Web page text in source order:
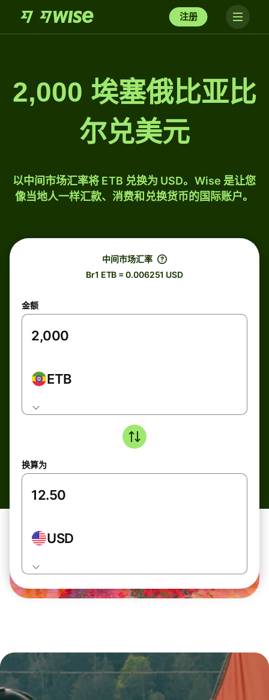
注册
2,000 埃塞俄比亚比
尔兑美元
以中间市场汇率将 ETB 兑换为 USD。Wise 是让您
像当地人一样汇款、消费和兑换货币的国际账户。
中间市场汇率
Br1 ETB = 0.006251 USD
金额
ETB
换算为
USD